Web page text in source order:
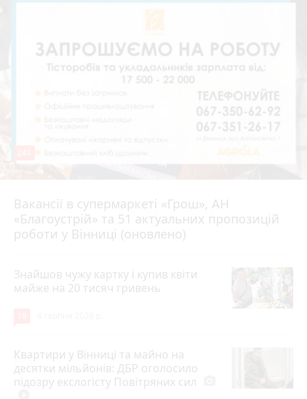
Вакансії в супермаркеті «Грош», АН
«Благоустрій» та 51 актуальних пропозицій
роботи у Вінниці (оновлено)
4 серпня 2026 р.
Знайшов чужу картку і купив квіти
майже на 20 тисяч гривень
Квартири у Вінниці та майно на
десятки мільйонів: ДБР оголосило
підозру екслогісту Повітряних сил